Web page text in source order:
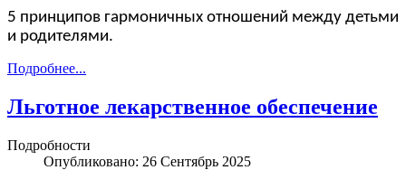
5 принципов гармоничных отношений между детьми
и родителями.
Подробнее...
Льготное лекарственное обеспечение
Подробности
Опубликовано: 26 Сентябрь 2025